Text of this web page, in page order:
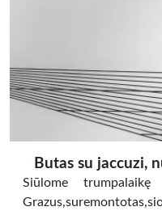
Butas su jaccuzi,
Siūlome